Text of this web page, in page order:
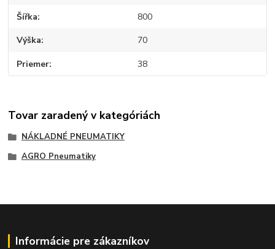
Šířka 800
Výška 70
Priemer 38
Tovar zaradený v kategóriách
NÁKLADNÉ PNEUMATIKY
AGRO Pneumatiky
Informácie pre zákazníkov